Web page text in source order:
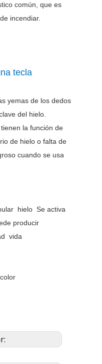
común, que es
incendiar.
tecla
yemas de los dedos
del hielo.
la función de
de hielo o falta de
cuando se usa
hielo Se activa
producir
vida